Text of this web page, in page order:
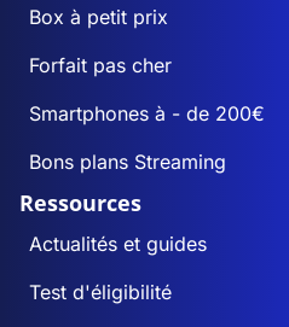
Box à petit prix
Forfait pas cher
Smartphones à - de 200€
Bons plans Streaming
Ressources
Actualités et guides
Test d'éligibilité